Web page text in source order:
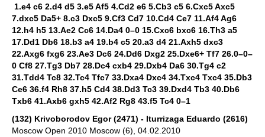
1.e4 c6 2.d4 d5 3.e5 Af5 4.Cd2 e6 5.Cb3 c5 6.Cxc5 Axc5
7.dxc5 Da5+ 8.c3 Dxc5 9.Cf3 Cd7 10.Cd4 Ce7 11.Af4 Ag6
12.h4 h5 13.Ae2 Cc6 14.Da4 0–0 15.Cxc6 bxc6 16.Th3 a5
17.Dd1 Db6 18.b3 a4 19.b4 c5 20.a3 d4 21.Axh5 dxc3
22.Axg6 fxg6 23.Ae3 Dc6 24.Dd6 Dxg2 25.Dxe6+ Tf7 26.0–0–
0 Cf8 27.Tg3 Db7 28.Dc4 cxb4 29.Dxb4 Da6 30.Tg4 c2
31.Tdd4 Tc8 32.Tc4 Tfc7 33.Dxa4 Dxc4 34.Txc4 Txc4 35.Db3
Ce6 36.f4 Rh8 37.h5 Cd4 38.Dd3 Tc3 39.Dxd4 Tb3 40.Db6
Txb6 41.Axb6 gxh5 42.Af2 Rg8 43.f5 Tc4 0–1
(132) Krivoborodov Egor (2471) - Iturrizaga Eduardo (2616)
Moscow Open 2010 Moscow (6), 04.02.2010